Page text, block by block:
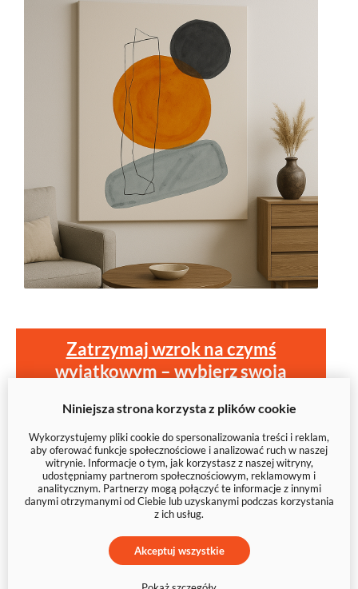
Zatrzymaj wzrok na czymś
wyjątkowym – wybierz swoją
Niniejsza strona korzysta z plików cookie
Wykorzystujemy pliki cookie do spersonalizowania treści i reklam,
aby oferować funkcje społecznościowe i analizować ruch w naszej
witrynie. Informacje o tym, jak korzystasz z naszej witryny,
udostępniamy partnerom społecznościowym, reklamowym i
analitycznym. Partnerzy mogą połączyć te informacje z innymi
danymi otrzymanymi od Ciebie lub uzyskanymi podczas korzystania
z ich usług.
Akceptuj wszystkie